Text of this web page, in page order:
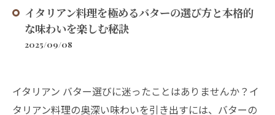
イタリアン料理を極めるバターの選び方と本格的
な味わいを楽しむ秘訣
2025/09/08
イタリアン バター選びに迷ったことはありませんか？イ
タリアン料理の奥深い味わいを引き出すには、バターの